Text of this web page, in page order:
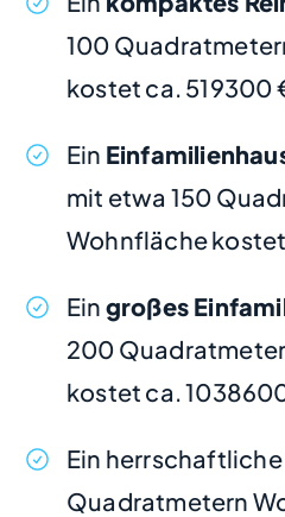
100
kostet ca. 519300
Ein
mit etwa 150
Wohnfläche
Ein großes
200
kostet ca.
Ein herrschaftliche
Quadratmetern